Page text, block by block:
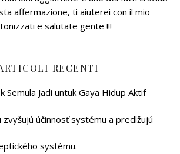
affermazione, ti aiuterei con il mio
e salutate gente !!!
RECENTI
Semula Jadi untuk Gaya Hidup Aktif
účinnosť systému a predlžujú
systému.